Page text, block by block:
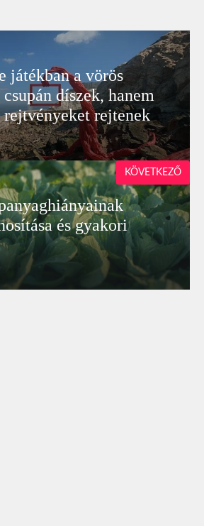
játékban a vörös
díszek, hanem
rejtvényeket rejtenek
és gyakori
KÖVETKEZŐ